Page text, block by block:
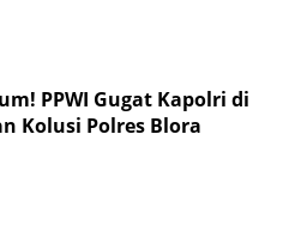
PPWI Gugat Kapolri di
Kolusi Polres Blora